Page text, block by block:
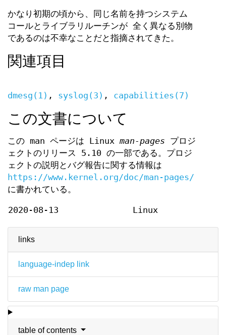
links
language-indep link
raw man page
table of contents
かなり初期の頃から、同じ名前を持つシステム
コールとライブラリルーチンが 全く異なる別物
であるのは不幸なことだと指摘されてきた。
関連項目
dmesg(1) , syslog(3) , capabilities(7)
この文書について
この man ページは Linux man-pages プロジ
ェクトのリリース 5.10 の一部である。プロジ
ェクトの説明とバグ報告に関する情報は
https://www.kernel.org/doc/man-pages/
に書かれている。
2020-08-13 Linux